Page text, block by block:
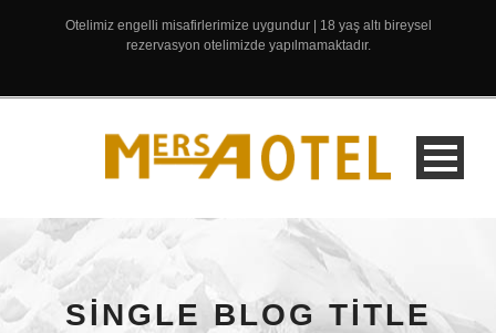
Otelimiz engelli misafirlerimize uygundur | 18 yaş altı bireysel
rezervasyon otelimizde yapılmamaktadır.
SINGLE BLOG TITLE